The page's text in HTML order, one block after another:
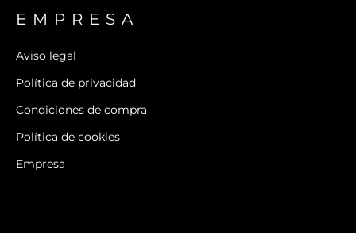
EMPRESA
Aviso legal
Política de privacidad
Condiciones de compra
Política de cookies
Empresa